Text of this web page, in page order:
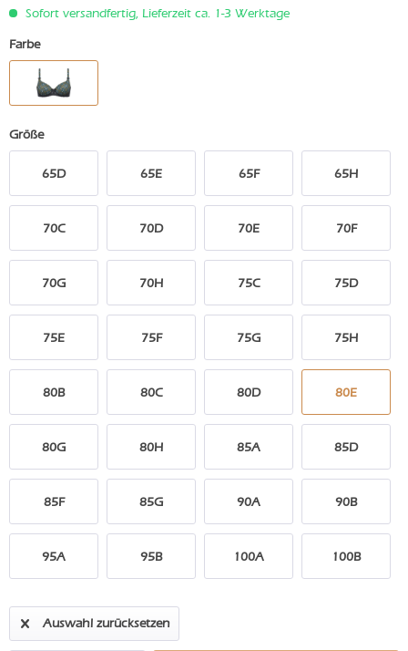
Sofort versandfertig, Lieferzeit ca. 1-3 Werktage
Farbe
Größe
65D 65E 65F 65H
70C 70D 70E 70F
70G 70H 75C 75D
75E 75F 75G 75H
80B 80C 80D 80E
80G 80H 85A 85D
85F 85G 90A 90B
95A 95B 100A 100B
Auswahl zurücksetzen